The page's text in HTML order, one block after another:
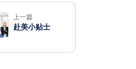
上一篇
赴美小贴士